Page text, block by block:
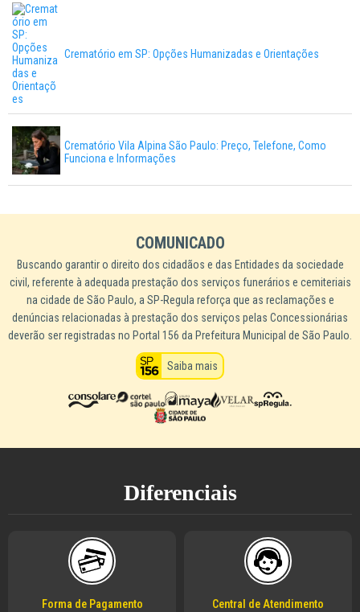
Crematório em SP: Opções Humanizadas e Orientações
Crematório Vila Alpina São Paulo: Preço, Telefone, Como
Funciona e Informações
COMUNICADO
Buscando garantir o direito dos cidadãos e das Entidades da sociedade
civil, referente à adequada prestação dos serviços funerários e cemiteriais
na cidade de São Paulo, a SP-Regula reforça que as reclamações e
denúncias relacionadas à prestação dos serviços pelas Concessionárias
deverão ser registradas no Portal 156 da Prefeitura Municipal de São Paulo.
Saiba mais
Diferenciais
Forma de Pagamento Central de Atendimento